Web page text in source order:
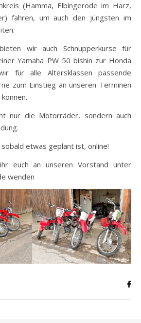
(Hamma, Elbingerode im Harz,
fahren, um auch den jüngsten im
wir auch Schnupperkurse für
Yamaha PW 50 bishin zur Honda
für alle Altersklassen passende
zum Einstieg an unseren Terminen
nur die Motorräder, sondern auch
etwas geplant ist, online!
euch an unseren Vorstand unter
wenden